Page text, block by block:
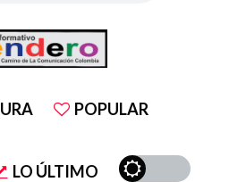
POPULAR
LO ÚLTIMO